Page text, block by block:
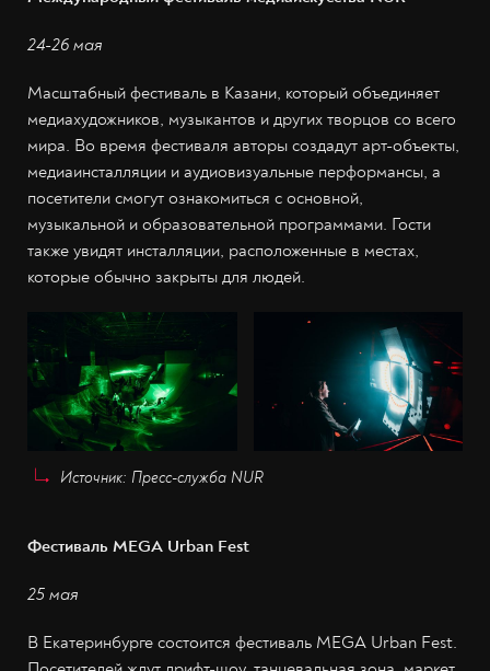
24-26 мая
Масштабный фестиваль в Казани, который объединяет
медиахудожников, музыкантов и других творцов со всего
мира. Во время фестиваля авторы создадут арт-объекты,
медиаинсталляции и аудиовизуальные перформансы, а
посетители смогут ознакомиться с основной,
музыкальной и образовательной программами. Гости
также увидят инсталляции, расположенные в местах,
которые обычно закрыты для людей.
Источник: Пресс-служба NUR
Фестиваль MEGA Urban Fest
25 мая
В Екатеринбурге состоится фестиваль MEGA Urban Fest.